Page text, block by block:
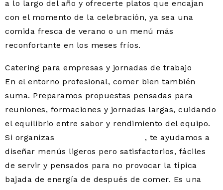
a lo largo del año y ofrecerte platos que encajan
con el momento de la celebración, ya sea una
comida fresca de verano o un menú más
reconfortante en los meses fríos.
Catering para empresas y jornadas de trabajo
En el entorno profesional, comer bien también
suma. Preparamos propuestas pensadas para
reuniones, formaciones y jornadas largas, cuidando
el equilibrio entre sabor y rendimiento del equipo.
Si organizas
, te ayudamos a
diseñar menús ligeros pero satisfactorios, fáciles
de servir y pensados para no provocar la típica
bajada de energía de después de comer. Es una